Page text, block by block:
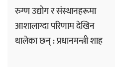
रुग्ण उद्योग र संस्थानहरूमा
आशालाग्दा परिणाम देखिन
थालेका छन् : प्रधानमन्त्री शाह